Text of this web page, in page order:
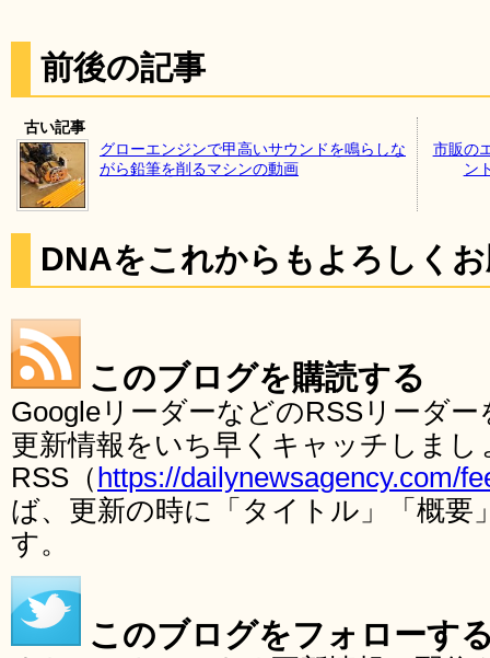
前後の記事
古い記事
グローエンジンで甲高いサウンドを鳴らしな
がら鉛筆を削るマシンの動画
市販の
ン
DNAをこれからもよろしく
このブログを購読する
GoogleリーダーなどのRSSリーダ
更新情報をいち早くキャッチしま
RSS（ https://dailynewsagency.com/
ば、更新の時に「タイトル」「概要
す。
このブログをフォローす